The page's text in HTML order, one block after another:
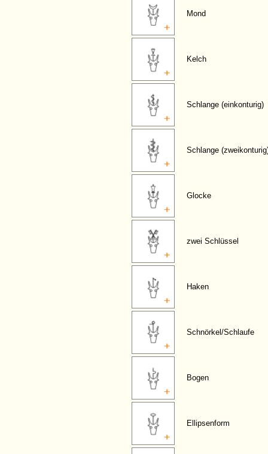
Mond
Kelch
Schlange (einkonturig)
Schlange
Glocke
zwei Schlüssel
Haken
Schnörkel/Schlaufe
Bogen
Ellipsenform